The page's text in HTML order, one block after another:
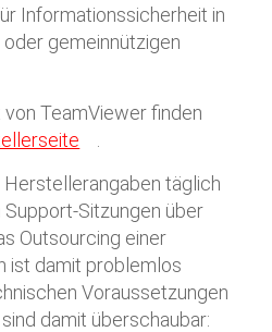
Informationssicherheit in
gemeinnützigen
TeamViewer finden
täglich
Sitzungen über
Outsourcing einer
ist damit problemlos
Voraussetzungen
damit überschaubar: